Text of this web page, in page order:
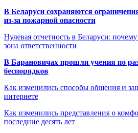
В Беларуси сохраняются
из-за пожарной опасности
Нулевая отчетность в Беларуси:
зона ответственности
В Барановичах прошли учения по
беспорядков
Как изменились способы общения и
интернете
Как изменились представления о
последние десять лет